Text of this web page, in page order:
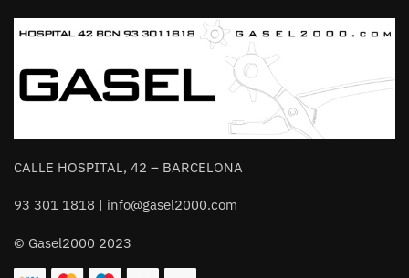
CALLE HOSPITAL, 42 – BARCELONA
93 301 1818 | info@gasel2000.com
© Gasel2000 2023